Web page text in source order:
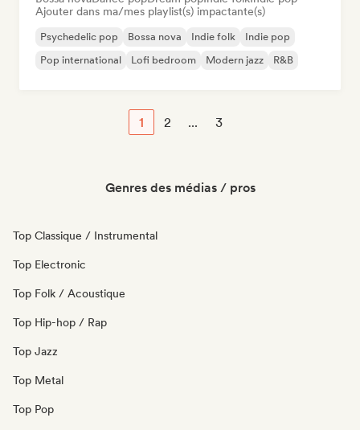
Ajouter dans ma/mes playlist(s) impactante(s)
Psychedelic pop Bossa nova Indie folk
Indie pop
Pop international
Lofi bedroom Modern jazz R&B
1 2 ... 3
Genres des médias / pros
Top Classique / Instrumental
Top Electronic
Top Folk / Acoustique
Top Hip-hop / Rap
Top Jazz
Top Metal
Top Pop